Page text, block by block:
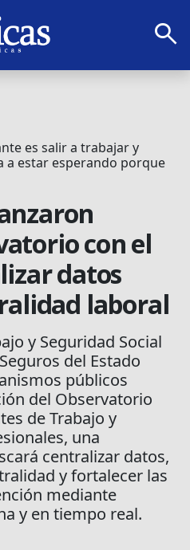
search
es salir a trabajar y
a estar esperando porque
con el
datos
laboral
y Seguridad Social
del Estado
públicos
del Observatorio
de Trabajo y
una
centralizar datos,
y fortalecer las
mediante
y en tiempo real.